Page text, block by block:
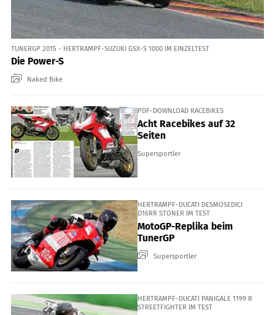
TUNERGP 2015 - HERTRAMPF-SUZUKI GSX-S 1000 IM EINZELTEST
Die Power-S
Naked Bike
PDF-DOWNLOAD RACEBIKES
Acht Racebikes auf 32
Seiten
Supersportler
HERTRAMPF-DUCATI DESMOSEDICI
D16RR STONER IM TEST
MotoGP-Replika beim
TunerGP
Supersportler
HERTRAMPF-DUCATI PANIGALE 1199 R
STREETFIGHTER IM TEST